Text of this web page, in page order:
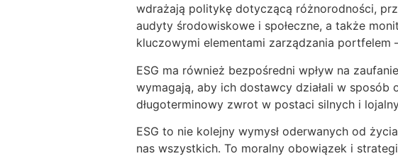
wdrażają politykę dotyczącą różnorodności,
audyty środowiskowe i społeczne, a także
kluczowymi elementami zarządzania
ESG ma również bezpośredni wpływ na
wymagają, aby ich dostawcy działali w
długoterminowy zwrot w postaci silnych i
ESG to nie kolejny wymysł oderwanych od
nas wszystkich. To moralny obowiązek i